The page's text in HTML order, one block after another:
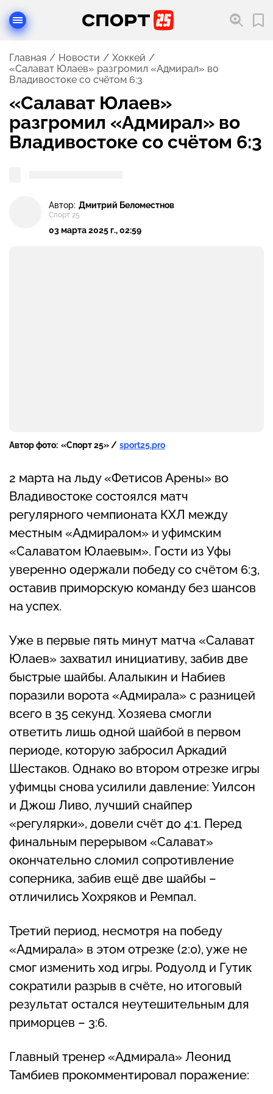
Главная Новости
Хоккей
«Салават Юлаев» разгромил «Адмирал» во
Владивостоке со счётом 6:3
«Салават Юлаев»
разгромил «Адмирал» во
Владивостоке со счётом 6:3
Автор: Дмитрий Беломестнов
Спорт 25
03 марта 2025 г., 02:59
Автор фото: «Спорт 25» / sport25.pro
2 марта на льду «Фетисов Арены» во
Владивостоке состоялся матч
регулярного чемпионата КХЛ между
местным «Адмиралом» и уфимским
«Салаватом Юлаевым». Гости из Уфы
уверенно одержали победу со счётом 6:3,
оставив приморскую команду без шансов
на успех.
Уже в первые пять минут матча «Салават
Юлаев» захватил инициативу, забив две
быстрые шайбы. Алалыкин и Набиев
поразили ворота «Адмирала» с разницей
всего в 35 секунд. Хозяева смогли
ответить лишь одной шайбой в первом
периоде, которую забросил Аркадий
Шестаков. Однако во втором отрезке игры
уфимцы снова усилили давление: Уилсон
и Джош Ливо, лучший снайпер
«регулярки», довели счёт до 4:1. Перед
финальным перерывом «Салават»
окончательно сломил сопротивление
соперника, забив ещё две шайбы –
отличились Хохряков и Ремпал.
Третий период, несмотря на победу
«Адмирала» в этом отрезке (2:0), уже не
смог изменить ход игры. Родуолд и Гутик
сократили разрыв в счёте, но итоговый
результат остался неутешительным для
приморцев – 3:6.
Главный тренер «Адмирала» Леонид
Тамбиев прокомментировал поражение: